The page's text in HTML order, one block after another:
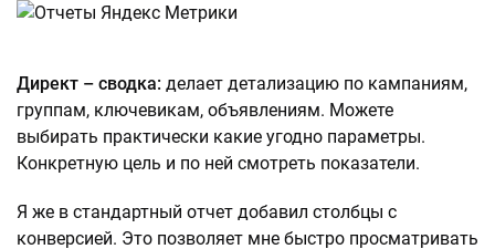
Директ – сводка: делает детализацию по кампаниям,
группам, ключевикам, объявлениям. Можете
выбирать практически какие угодно параметры.
Конкретную цель и по ней смотреть показатели.
Я же в стандартный отчет добавил столбцы с
конверсией. Это позволяет мне быстро просматривать